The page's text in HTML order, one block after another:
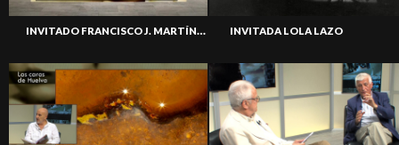
INVITADO FRANCISCO J. MARTÍNEZ INVITADA LOLA LAZO